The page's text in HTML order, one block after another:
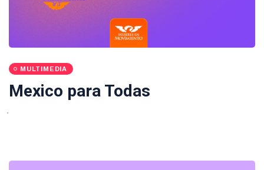
MULTIMEDIA
Mexico para Todas